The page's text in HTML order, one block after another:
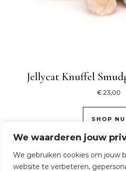
We waarderen jouw
We gebruiken cookies om jouw
website te verbeteren,
Jellycat Knuffel
€23,00
SHOP NU